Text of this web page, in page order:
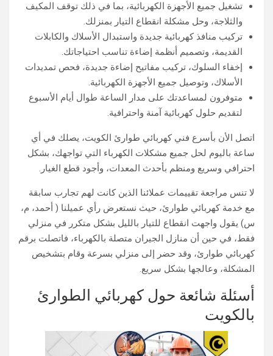
تشغيل جميع الأجهزة الكهربائية، بما في ذلك توقف المكيف
والثلاجة، وحل مشكلة انقطاع التيار بمنزلك.
تركيب منافذ كهربائية جديدة واستبدال الأسلاك والكابلات
القديمة، وتصميم أنظمة إضاءة تناسب احتياجاتك.
إخفاء السلوك، تركيب مفاتيح إضاءة جديدة، فحص تمديدات
الأسلاك، وتوصيل جميع الأجهزة الكهربائية.
متوفرون لمساعدتك على مدار الساعة طوال أيام الأسبوع
لتقديم حلول كهربائية آمنة واحترافية.
اتصل الأن بأسرع فني كهربائي طوارئ الكويت، يصلك في أي
ساعة باليوم لحل جميع مشكلات الكهرباء التي تواجهك، بشكل
احترافي وسريع ومنظم بأحدث المعدات، وأجود قطع الغيار.
لا تنس مراجعة تقييمات عملائنا الذين كانت لهم تجارب سابقة
مع خدمة كهربائي طوارئ، حيث نستعرض رأي عميلنا ( أحمد، م،
س) يقول واجهت انقطاع للتيار بالليل بشكل متكرر في منزلي
فقط، في حين أن منازل الجيران متصلة بالكهرباء، فاتصلت برقم
كهربائي طوارئ، وقد حضر إلى منزلي بسرعة وقام بتشخيص
المشكلة، وعالجها بشكل سريع.
أسئلة شائعة حول كهربائي الطوارئ
بالكويت